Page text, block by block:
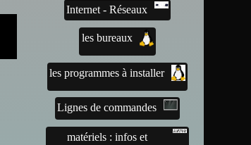
Internet - Réseaux
les bureaux
les programmes à installer
Lignes de commandes
matériels : infos et